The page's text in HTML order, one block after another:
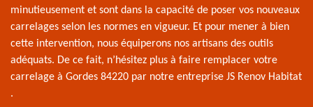
minutieusement et sont dans la capacité de poser vos nouveaux
carrelages selon les normes en vigueur. Et pour mener à bien
cette intervention, nous équiperons nos artisans des outils
adéquats. De ce fait, n’hésitez plus à faire remplacer votre
carrelage à Gordes 84220 par notre entreprise JS Renov Habitat
.